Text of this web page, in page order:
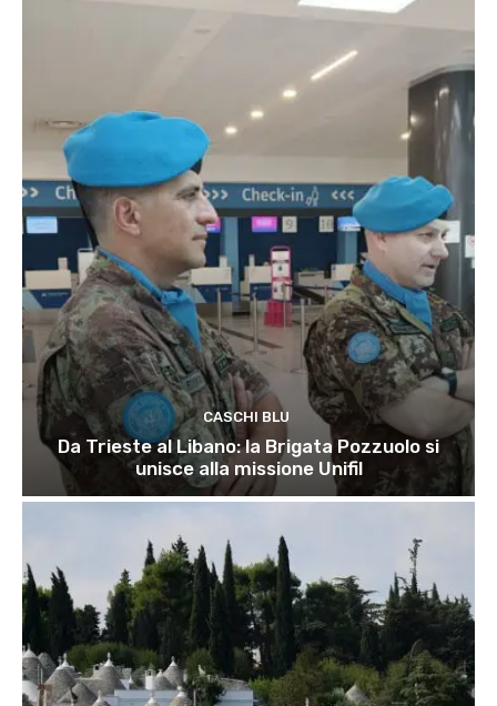
CASCHI BLU
Da Trieste al Libano: la Brigata Pozzuolo si
unisce alla missione Unifil